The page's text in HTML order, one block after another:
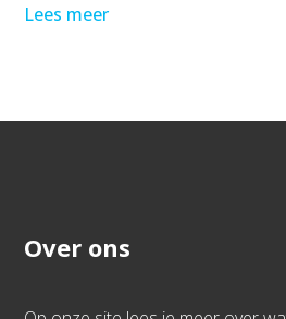
Lees meer
Over ons